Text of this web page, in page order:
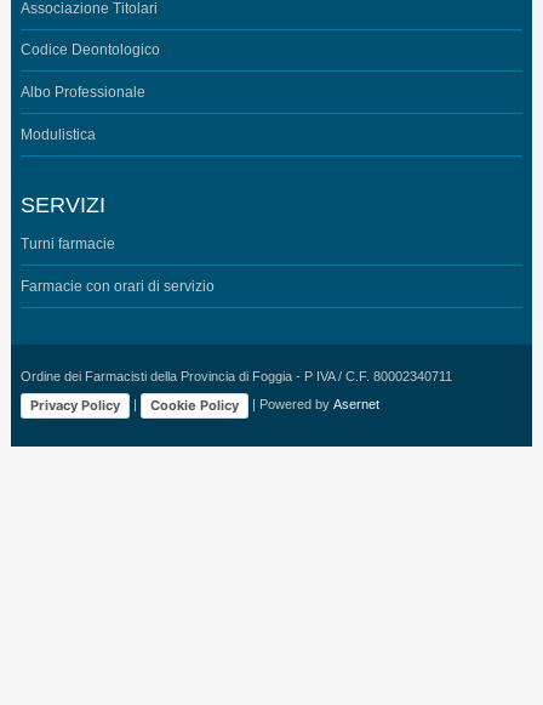
Associazione Titolari
Codice Deontologico
Albo Professionale
Modulistica
SERVIZI
Turni farmacie
Farmacie con orari di servizio
Ordine dei Farmacisti della Provincia di Foggia - P IVA / C.F. 80002340711
Privacy Policy Cookie Policy | Powered by Asernet